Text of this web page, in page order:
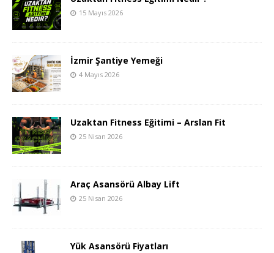
15 Mayıs 2026
İzmir Şantiye Yemeği
4 Mayıs 2026
Uzaktan Fitness Eğitimi – Arslan Fit
25 Nisan 2026
Araç Asansörü Albay Lift
25 Nisan 2026
Yük Asansörü Fiyatları